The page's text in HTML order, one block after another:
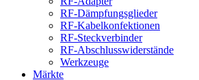
RF-Dämpfungsglieder
RF-Kabelkonfektionen
RF-Steckverbinder
RF-Abschlusswiderstände
Werkzeuge
Märkte